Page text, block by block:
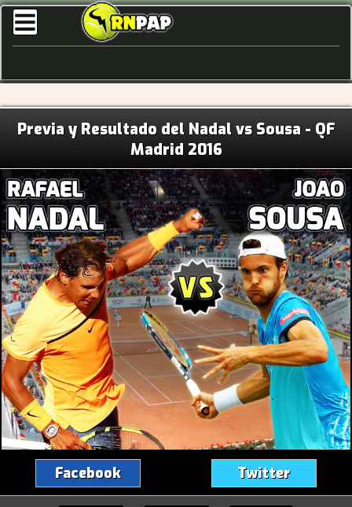
Previa y Resultado del Nadal vs Sousa - QF
Madrid 2016
Facebook Twitter